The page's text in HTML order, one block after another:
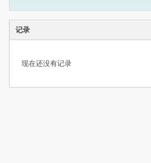
记录
现在还没有记录